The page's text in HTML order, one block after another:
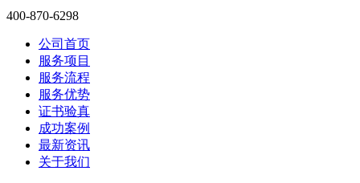
400-870-6298
公司首页
服务项目
服务流程
服务优势
证书验真
成功案例
最新资讯
关于我们